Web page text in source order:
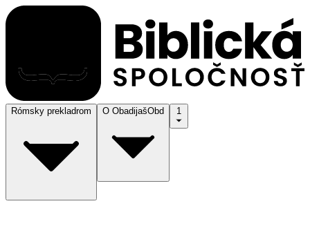
Rómsky prekladrom O ObadijašObd